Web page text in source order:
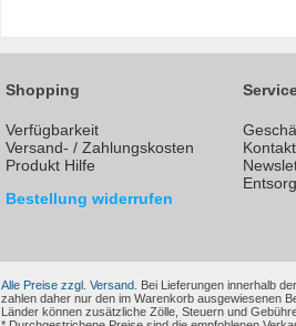
Shopping
Verfügbarkeit
Versand- / Zahlungskosten
Produkt Hilfe
Bestellung widerrufen
Kontakt
Alle Preise zzgl. Versand. Bei Lieferungen innerhalb
zahlen daher nur den im Warenkorb ausgewiesenen
Länder können zusätzliche Zölle, Steuern und